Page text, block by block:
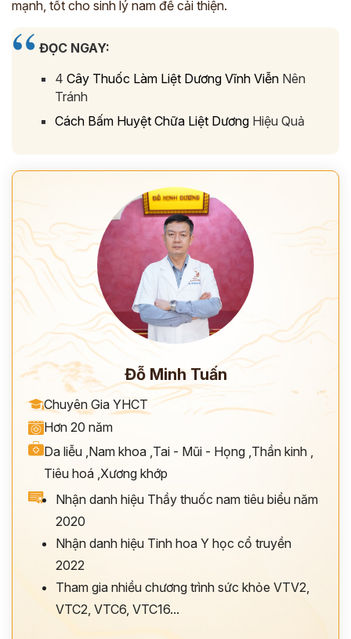
mạnh, tốt cho sinh lý nam để cải thiện.
ĐỌC NGAY:
4 Cây Thuốc Làm Liệt Dương Vĩnh Viễn Nên
Tránh
Cách Bấm Huyệt Chữa Liệt Dương Hiệu Quả
Đỗ Minh Tuấn
Chuyên Gia YHCT
Hơn 20 năm
Da liễu ,Nam khoa ,Tai - Mũi - Họng ,Thần kinh ,
Tiêu hoá ,Xương khớp
Nhận danh hiệu Thầy thuốc nam tiêu biểu năm
2020
Nhận danh hiệu Tinh hoa Y học cổ truyền
2022
Tham gia nhiều chương trình sức khỏe VTV2,
VTC2, VTC6, VTC16...